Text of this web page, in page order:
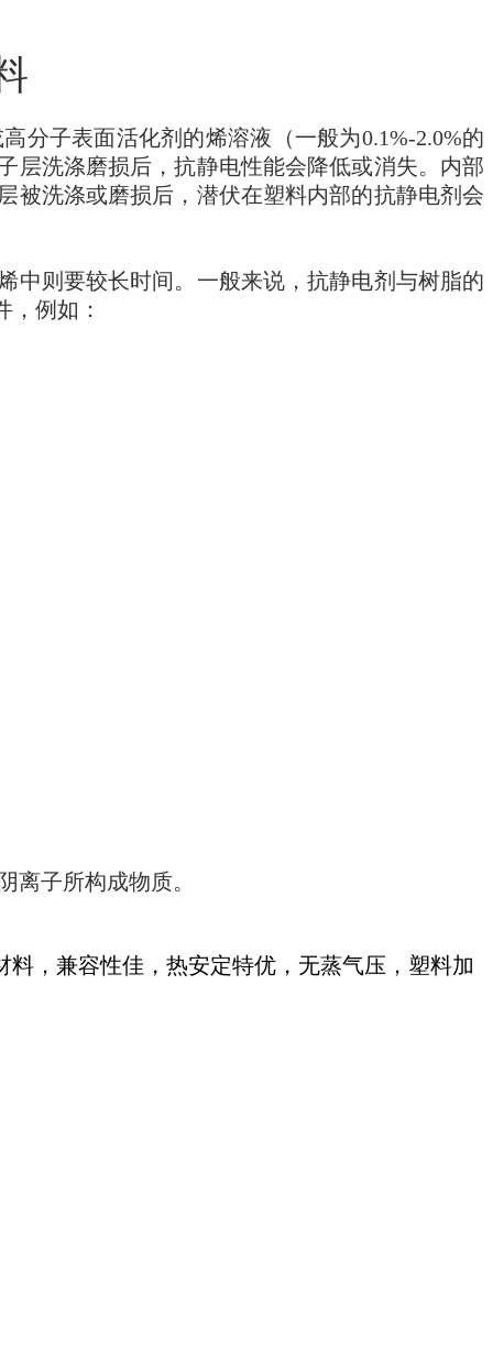
分子表面活化剂的烯溶液（一般为0.1%-2.0%的
层洗涤磨损后，抗静电性能会降低或消失。内部
被洗涤或磨损后，潜伏在塑料内部的抗静电剂会
中则要较长时间。一般来说，抗静电剂与树脂的
例如：
离子所构成物质。
料，兼容性佳，热安定特优，无蒸气压，塑料加